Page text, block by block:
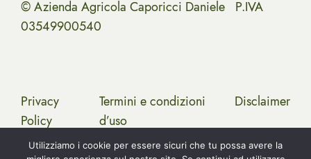
© Azienda Agricola Caporicci Daniele P.IVA
03549900540
Privacy
Policy
Termini e condizioni
d’uso
Disclaimer
Utilizziamo i cookie per essere sicuri che tu possa avere la